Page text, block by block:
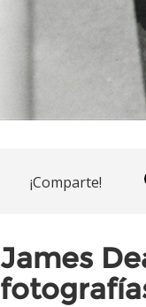
¡Comparte!
James